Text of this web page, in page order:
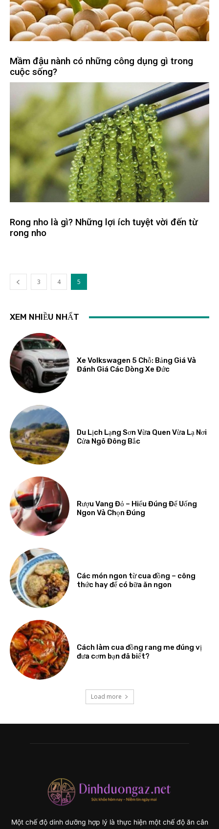
Mầm đậu nành có những công dụng gì trong
cuộc sống?
Rong nho là gì? Những lợi ích tuyệt vời đến từ
rong nho
3 4 5
XEM NHIỀU NHẤT
Xe Volkswagen 5 Chỗ: Bảng Giá Và
Đánh Giá Các Dòng Xe Đức
Du Lịch Lạng Sơn Vừa Quen Vừa Lạ Nơi
Cửa Ngõ Đông Bắc
Rượu Vang Đỏ – Hiểu Đúng Để Uống
Ngon Và Chọn Đúng
Các món ngon từ cua đồng – công
thức hay để có bữa ăn ngon
Cách làm cua đồng rang me đúng vị
đưa cơm bạn đã biết?
Load more
Một chế độ dinh dưỡng hợp lý là thực hiện một chế độ ăn cân